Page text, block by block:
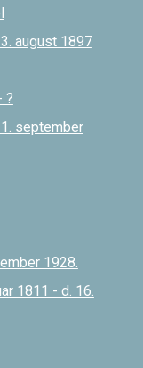
august 1897
?
september
1928.
1811 - d. 16.